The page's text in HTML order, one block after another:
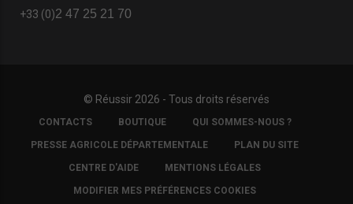
+33 (0)2 47 25 21 70
© Réussir 2026 - Tous droits réservés
FOOTER
COPYRIGHT
CONTACTS BOUTIQUE QUI SOMMES-NOUS ?
PRESSE AGRICOLE DÉPARTEMENTALE PLAN DU SITE
CENTRE D'AIDE MENTIONS LÉGALES
MODIFIER MES PRÉFÉRENCES COOKIES